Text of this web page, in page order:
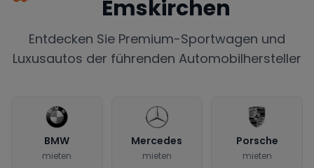
Emskirchen
Entdecken Sie Premium-Sportwagen und
Luxusautos der führenden Automobilhersteller
BMW
mieten
Mercedes
mieten
Porsche
mieten